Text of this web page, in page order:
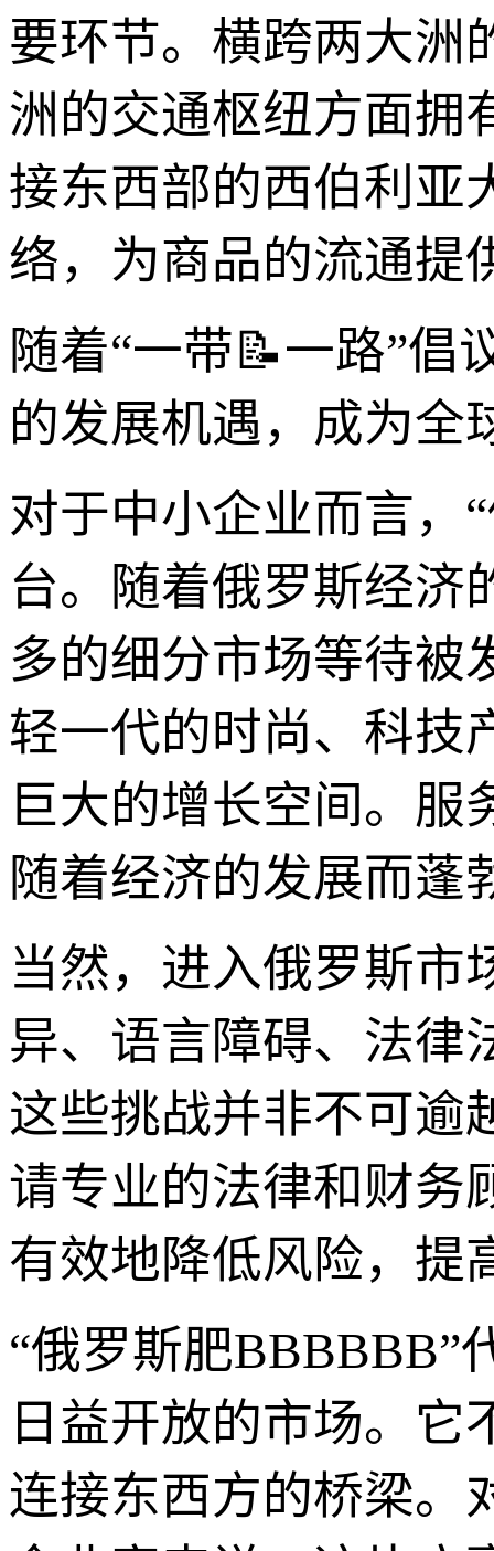
要环节。横跨两大洲
洲的交通枢纽方面拥
接东西部的西伯利亚
络，为商品的流通提
随着“一带📝一路”
的发展机遇，成为全
对于中小企业而言，
台。随着俄罗斯经济
多的细分市场等待被
轻一代的时尚、科技
巨大的增长空间。
随着经济的发展而蓬
当然，进入俄罗斯市
异、语言障碍、法律
这些挑战并非不可逾
请专业的法律和财务
有效地降低风险，提
“俄罗斯肥BBBBBB”
日益开放的市场。
连接东西方的桥梁。